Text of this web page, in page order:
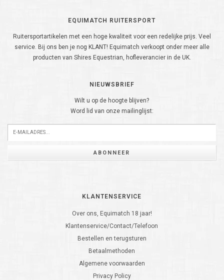
EQUIMATCH RUITERSPORT
Ruitersportartikelen met een hoge kwaliteit voor een redelijke prijs. Veel
service. Bij ons ben je nog KLANT! Equimatch verkoopt onder meer alle
producten van Shires Equestrian, hofleverancier in de UK.
NIEUWSBRIEF
Wilt u op de hoogte blijven?
Word lid van onze mailinglijst:
ABONNEER
KLANTENSERVICE
Over ons, Equimatch 18 jaar!
Klantenservice/Contact/Telefoon
Bestellen en terugsturen
Betaalmethoden
Algemene voorwaarden
Privacy Policy